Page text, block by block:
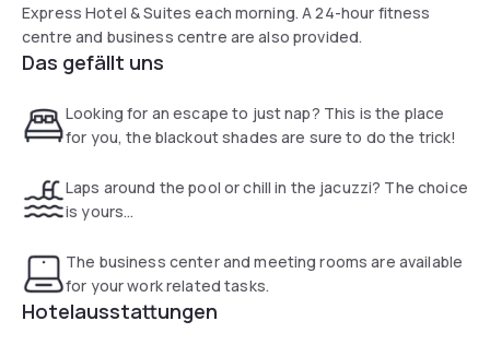
Express Hotel & Suites each morning. A 24-hour fitness
centre and business centre are also provided.
Das gefällt uns
Looking for an escape to just nap? This is the place
for you, the blackout shades are sure to do the trick!
Laps around the pool or chill in the jacuzzi? The choice
is yours...
The business center and meeting rooms are available
for your work related tasks.
Hotelausstattungen